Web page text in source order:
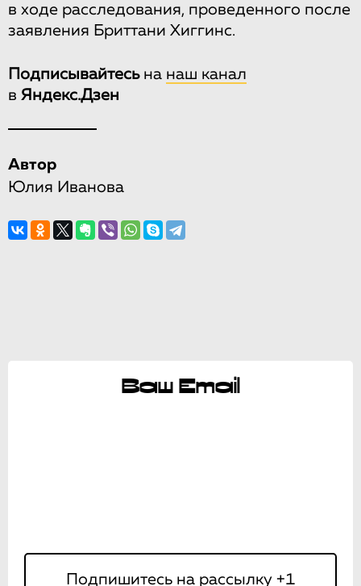
в ходе расследования, проведенного после
заявления Бриттани Хиггинс.
Подписывайтесьна наш канал
в Яндекс.Дзен
Автор
Юлия Иванова
Ваш Email